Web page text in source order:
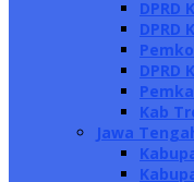
DPRD
DPRD
DPRD
Kab
Jawa